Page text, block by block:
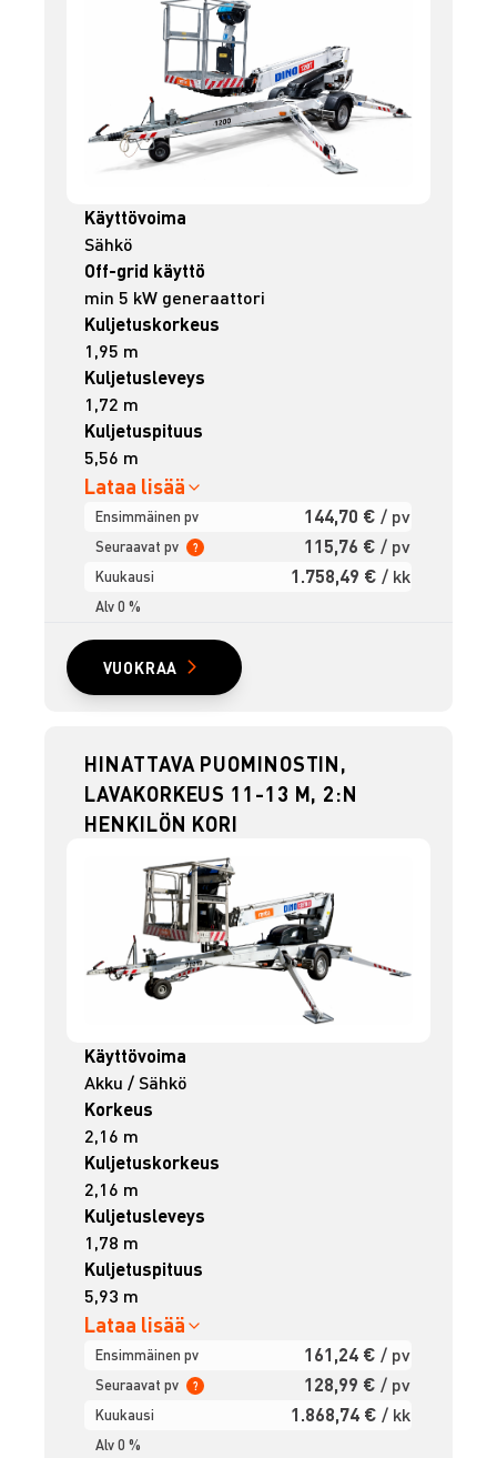
Käyttövoima
Sähkö
Off-grid käyttö
min 5 kW generaattori
Kuljetuskorkeus
1,95 m
Kuljetusleveys
1,72 m
Kuljetuspituus
5,56 m
Lataa lisää
Ensimmäinen pv 144,70 € / pv
Seuraavat pv ? 115,76 € / pv
Kuukausi 1.758,49 € / kk
Alv 0 %
VUOKRAA
HINATTAVA PUOMINOSTIN,
LAVAKORKEUS 11-13 M, 2:N
HENKILÖN KORI
Käyttövoima
Akku / Sähkö
Korkeus
2,16 m
Kuljetuskorkeus
2,16 m
Kuljetusleveys
1,78 m
Kuljetuspituus
5,93 m
Lataa lisää
Ensimmäinen pv 161,24 € / pv
Seuraavat pv ? 128,99 € / pv
Kuukausi 1.868,74 € / kk
Alv 0 %